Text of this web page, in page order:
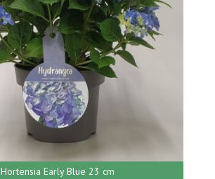
Hortensia Early Blue 23 cm